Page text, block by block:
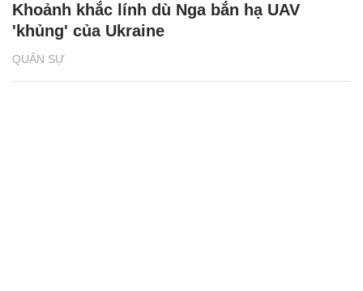
QUÂN SỰ
Khoảnh khắc lính dù Nga bắn hạ UAV
'khủng' của Ukraine